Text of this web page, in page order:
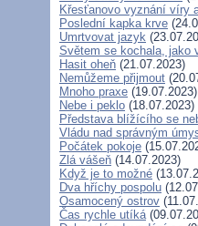
Křesťanovo vyznání víry
Poslední kapka krve
Umrtvovat jazyk
Světem se kochala, jako
Hasit oheň (21.07.2023)
Nemůžeme přijmout
Mnoho praxe (19.07.2023)
Nebe i peklo (18.07.2023)
Představa blížícího se
Vládu nad správným
Počátek pokoje
Zlá vášeň (14.07.2023)
Když je to možné
Dva hříchy pospolu
Osamocený ostrov
Čas rychle utíká